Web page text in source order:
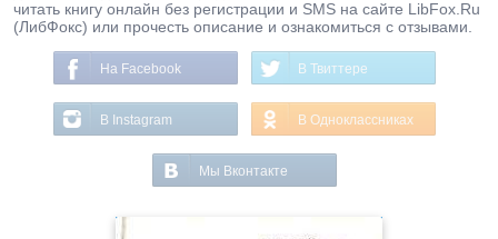
читать книгу онлайн без регистрации и SMS на сайте LibFox.Ru
(ЛибФокс) или прочесть описание и ознакомиться с отзывами.
На Facebook В Твиттере
В Instagram В Одноклассниках
Мы Вконтакте